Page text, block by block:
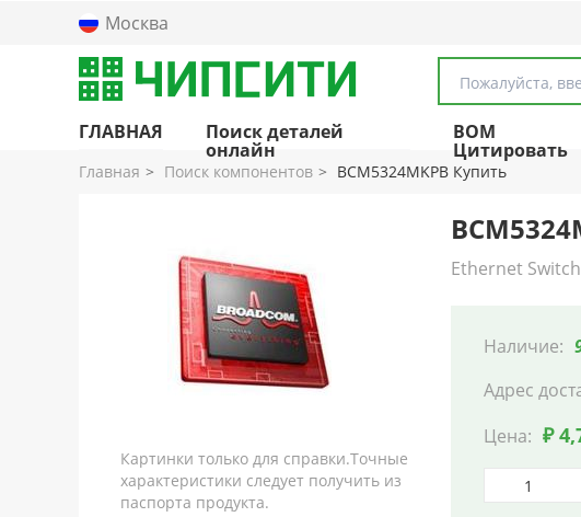
Москва
Пожалуйста,
ГЛАВНАЯ Поиск деталей
онлайн
BOM
Цитировать
Главная Поиск компонентов BCM5324MKPB Купить
Картинки только для справки.Точные
характеристики следует получить из
паспорта продукта.
Ethernet
Наличие:
Адрес
Цена: ₽